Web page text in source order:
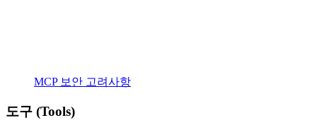
MCP 보안 고려사항
도구 (Tools)